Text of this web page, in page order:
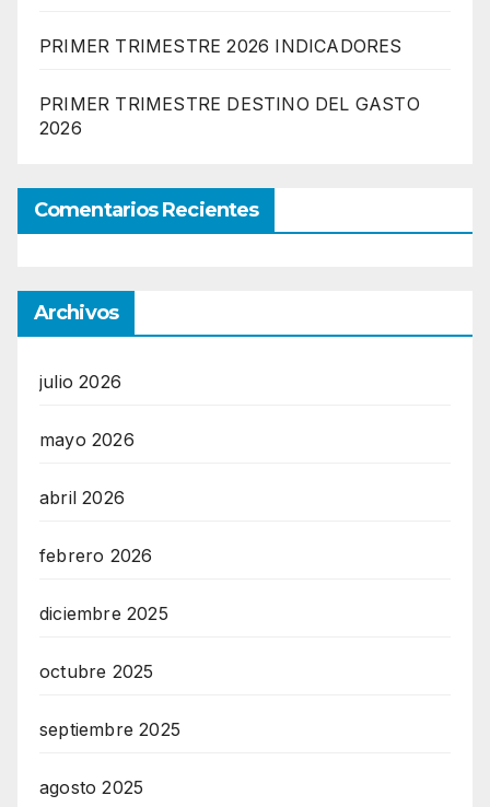
PRIMER TRIMESTRE 2026 INDICADORES
PRIMER TRIMESTRE DESTINO DEL GASTO
2026
Comentarios Recientes
Archivos
julio 2026
mayo 2026
abril 2026
febrero 2026
diciembre 2025
octubre 2025
septiembre 2025
agosto 2025